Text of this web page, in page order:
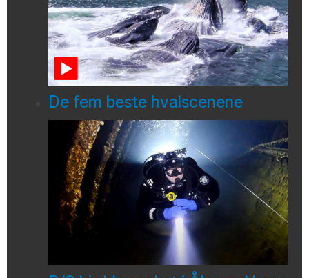
De fem beste hvalscenene